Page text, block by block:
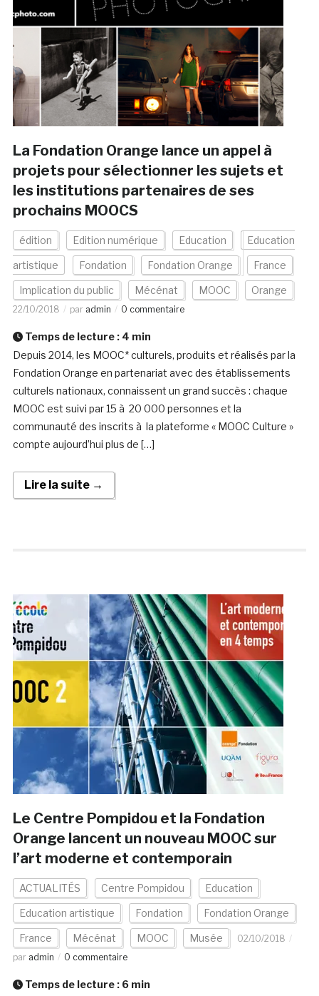
La Fondation Orange lance un appel à
projets pour sélectionner les sujets et
les institutions partenaires de ses
prochains MOOCS
édition Edition numérique Education Education
artistique Fondation Fondation Orange France
Implication du public Mécénat MOOC Orange
22/10/2018 par admin 0 commentaire
Temps de lecture : 4 min
Depuis 2014, les MOOC* culturels, produits et réalisés par la
Fondation Orange en partenariat avec des établissements
culturels nationaux, connaissent un grand succès : chaque
MOOC est suivi par 15 à 20 000 personnes et la
communauté des inscrits à la plateforme « MOOC Culture »
compte aujourd’hui plus de […]
Lire la suite →
Le Centre Pompidou et la Fondation
Orange lancent un nouveau MOOC sur
l’art moderne et contemporain
ACTUALITÉS Centre Pompidou Education
Education artistique Fondation Fondation Orange
France Mécénat MOOC Musée
02/10/2018
par admin 0 commentaire
Temps de lecture : 6 min